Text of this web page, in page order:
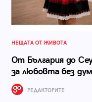
НЕЩАТА ОТ ЖИВОТА
От България до
за любовта без
РЕДАКТОРИТЕ